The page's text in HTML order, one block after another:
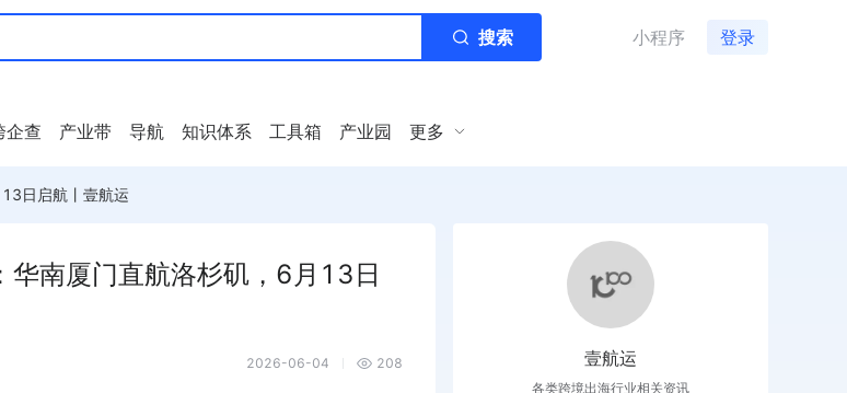
搜索 小程序 登录
企查 产业带 导航 知识体系 工具箱 产业园 更多
日启航丨壹航运
华南厦门直航洛杉矶，6月13日
2026-06-04 208 壹航运
各类跨境出海行业相关资讯